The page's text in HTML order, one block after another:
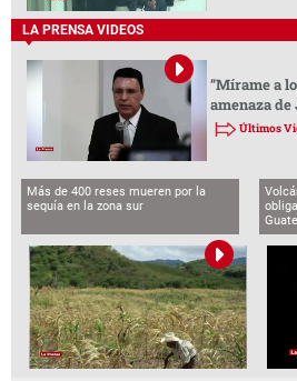
LA PRENSA VIDEOS
“Mírame a
amenaza
Últimos
Más de 400 reses mueren por la
sequía en la zona sur